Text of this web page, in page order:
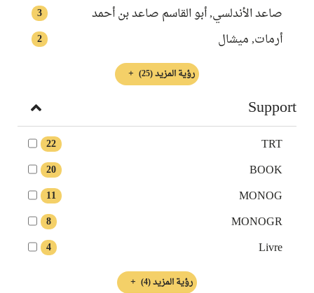
3 صاعد الأندلسي, أبو القاسم صاعد بن أحمد
2 أرمات, ميشال
رؤية المزيد(25)
Support
22 TRT
20 BOOK
11 MONOG
8 MONOGR
4 Livre
رؤية المزيد(4)